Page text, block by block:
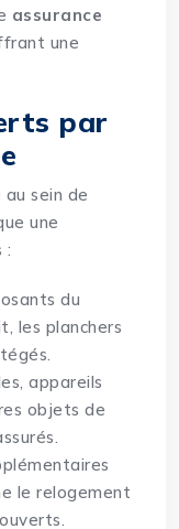
assurance
une
par
sein de
une
:
du
les planchers
appareils
objets de
le relogement